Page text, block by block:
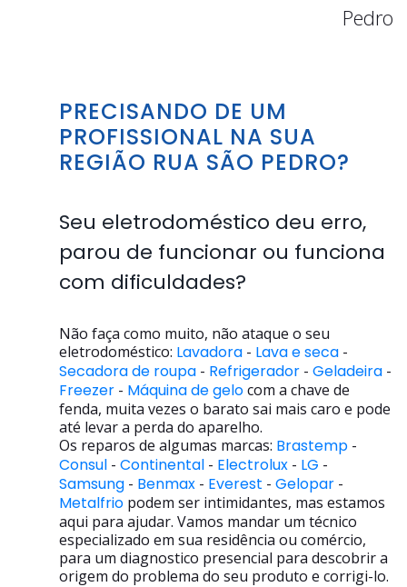
Pedro
PRECISANDO DE UM
PROFISSIONAL NA SUA
REGIÃO RUA SÃO PEDRO?
Seu eletrodoméstico deu erro,
parou de funcionar ou funciona
com dificuldades?
Não faça como muito, não ataque o seu
eletrodoméstico: Lavadora - Lava e seca -
Secadora de roupa - Refrigerador - Geladeira -
Freezer - Máquina de gelocom a chave de
fenda, muita vezes o barato sai mais caro e pode
até levar a perda do aparelho.
Os reparos de algumas marcas: Brastemp -
Consul - Continental - Electrolux - LG -
Samsung - Benmax - Everest - Gelopar -
Metalfrio podem ser intimidantes, mas estamos
aqui para ajudar. Vamos mandar um técnico
especializado em sua residência ou comércio,
para um diagnostico presencial para descobrir a
origem do problema do seu produto e corrigi-lo.